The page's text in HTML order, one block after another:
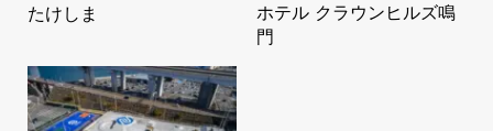
たけしま
ホテル クラウンヒルズ鳴
門